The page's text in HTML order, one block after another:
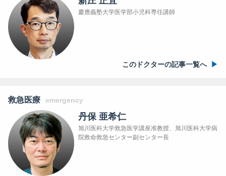
慶應義塾大学医学部小児科専任講師
このドクターの記事一覧へ
救急医療 emergency
丹保 亜希仁
旭川医科大学救急医学講座准教授、旭川医科大学病
院救命救急センター副センター長